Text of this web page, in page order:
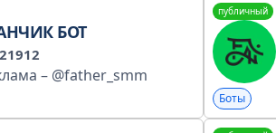
БОТ
– @father_smm
публичный
Боты